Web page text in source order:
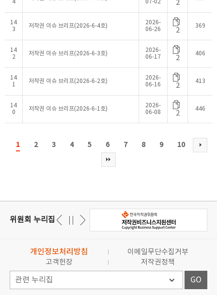
4
07-02
2
14
3
저작권 이슈 브리프(2026-6-4호)
2026-
06-26
2
369
14
2
저작권 이슈 브리프(2026-6-3호)
2026-
06-17
2
406
14
1
저작권 이슈 브리프(2026-6-2호)
2026-
06-16
2
413
14
0
저작권 이슈 브리프(2026-6-1호)
2026-
06-08
2
446
1 2 3 4 5 6 7 8 9 10
위원회 누리집
개인정보처리방침
이메일무단수집거부
고객헌장
저작권정책
GO